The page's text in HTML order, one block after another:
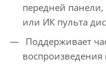
передней панели,
или ИК пульта
Поддерживает